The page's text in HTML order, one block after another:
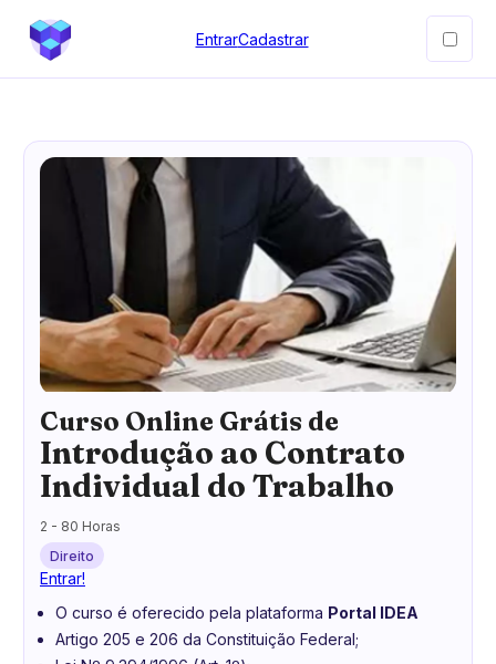
EntrarCadastrar
Curso Online Grátis de
Introdução ao Contrato
Individual do Trabalho
2 - 80 Horas
Direito
Entrar!
O curso é oferecido pela plataforma Portal IDEA
Artigo 205 e 206 da Constituição Federal;